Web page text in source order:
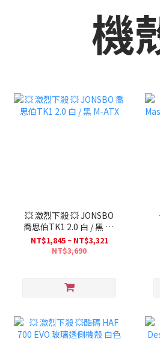
機
💥 激烈下殺 💥 JONSBO
喬思伯TK1 2.0 白 / 黑 M-
ATX
NT$1,845 ~ NT$3,321
NT$3,690